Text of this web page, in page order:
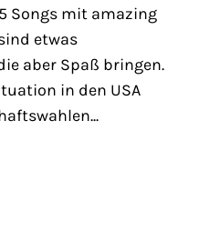
Songs mit amazing
etwas
aber Spaß bringen.
in den USA